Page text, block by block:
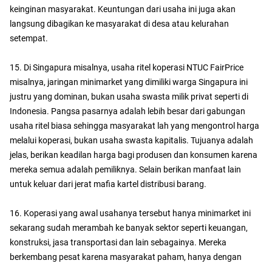
keinginan masyarakat. Keuntungan dari usaha ini juga akan
langsung dibagikan ke masyarakat di desa atau kelurahan
setempat.
15. Di Singapura misalnya, usaha ritel koperasi NTUC FairPrice
misalnya, jaringan minimarket yang dimiliki warga Singapura ini
justru yang dominan, bukan usaha swasta milik privat seperti di
Indonesia. Pangsa pasarnya adalah lebih besar dari gabungan
usaha ritel biasa sehingga masyarakat lah yang mengontrol harga
melalui koperasi, bukan usaha swasta kapitalis. Tujuanya adalah
jelas, berikan keadilan harga bagi produsen dan konsumen karena
mereka semua adalah pemiliknya. Selain berikan manfaat lain
untuk keluar dari jerat mafia kartel distribusi barang.
16. Koperasi yang awal usahanya tersebut hanya minimarket ini
sekarang sudah merambah ke banyak sektor seperti keuangan,
konstruksi, jasa transportasi dan lain sebagainya. Mereka
berkembang pesat karena masyarakat paham, hanya dengan